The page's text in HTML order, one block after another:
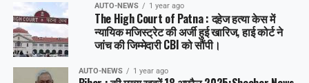
AUTO-NEWS 1 year ago
The High Court of Patna : दहेज हत्या केस में
न्यायिक मजिस्ट्रेट की अर्जी हुई खारिज, हाई कोर्ट ने
जांच की जिम्मेदारी CBI को सौंपी।
AUTO-NEWS 1 year ago